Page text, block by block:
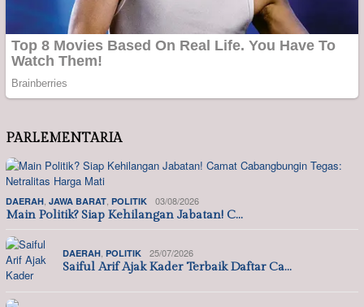
PARLEMENTARIA
DAERAH JAWA BARAT POLITIK 03/08/2026
Main Politik? Siap Kehilangan Jabatan! C…
DAERAH POLITIK 25/07/2026
Saiful Arif Ajak Kader Terbaik Daftar Ca…